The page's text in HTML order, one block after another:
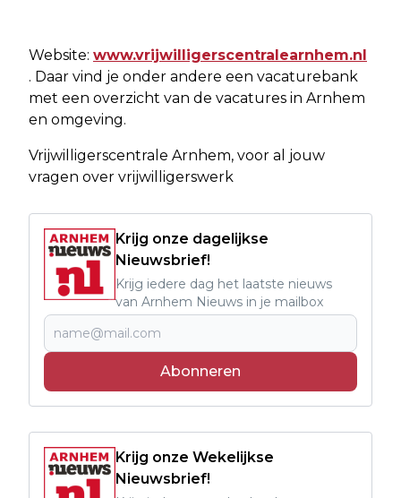
Website: www.vrijwilligerscentralearnhem.nl
. Daar vind je onder andere een vacaturebank
met een overzicht van de vacatures in Arnhem
en omgeving.
Vrijwilligerscentrale Arnhem, voor al jouw
vragen over vrijwilligerswerk
Krijg onze dagelijkse
Nieuwsbrief!
Krijg iedere dag het laatste nieuws
van Arnhem Nieuws in je mailbox
Abonneren
Krijg onze Wekelijkse
Nieuwsbrief!